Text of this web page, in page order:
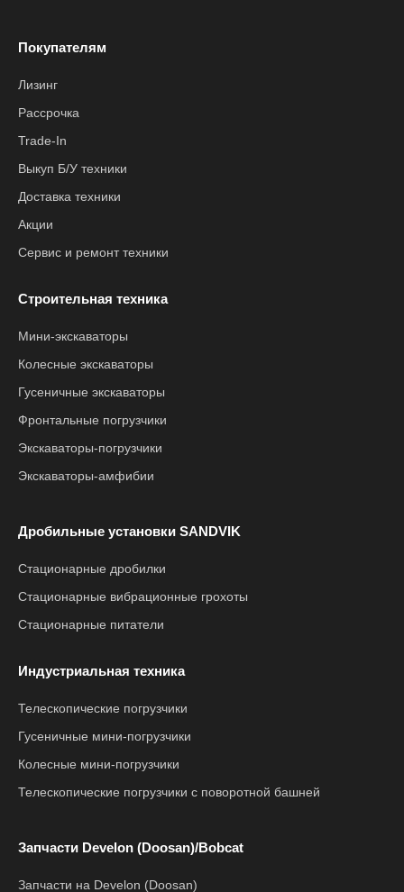
Покупателям
Лизинг
Рассрочка
Trade-In
Выкуп Б/У техники
Доставка техники
Акции
Сервис и ремонт техники
Строительная техника
Мини-экскаваторы
Колесные экскаваторы
Гусеничные экскаваторы
Фронтальные погрузчики
Экскаваторы-погрузчики
Экскаваторы-амфибии
Дробильные установки SANDVIK
Стационарные дробилки
Стационарные вибрационные грохоты
Стационарные питатели
Индустриальная техника
Телескопические погрузчики
Гусеничные мини-погрузчики
Колесные мини-погрузчики
Телескопические погрузчики с поворотной башней
Запчасти Develon (Doosan)/Bobcat
Запчасти на Develon (Doosan)